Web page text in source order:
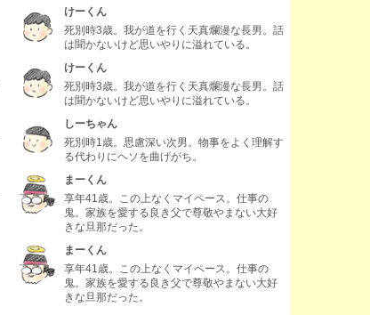
けーくん
死別時3歳。我が道を行く天真爛漫な長男。話
は聞かないけど思いやりに溢れている。
けーくん
死別時3歳。我が道を行く天真爛漫な長男。話
は聞かないけど思いやりに溢れている。
しーちゃん
死別時1歳。思慮深い次男。物事をよく理解す
る代わりにヘソを曲げがち。
まーくん
享年41歳。この上なくマイペース。仕事の
鬼。家族を愛する良き父で尊敬やまない大好
きな旦那だった。
まーくん
享年41歳。この上なくマイペース。仕事の
鬼。家族を愛する良き父で尊敬やまない大好
きな旦那だった。